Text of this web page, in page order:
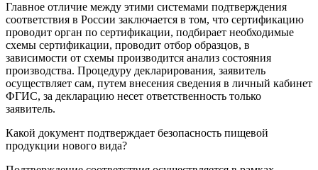
Главное отличие между этими системами подтверждения
соответствия в России заключается в том, что сертификацию
проводит орган по сертификации, подбирает необходимые
схемы сертификации, проводит отбор образцов, в
зависимости от схемы производится анализ состояния
производства. Процедуру декларирования, заявитель
осуществляет сам, путем внесения сведения в личный кабинет
ФГИС, за декларацию несет ответственность только
заявитель.
Какой документ подтверждает безопасность пищевой
продукции нового вида?